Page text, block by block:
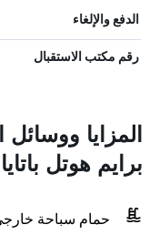
الدفع والإلغاء
رقم مكتب الاستقبال
المزايا
برايم هوتل باتايا
حمام سباحة